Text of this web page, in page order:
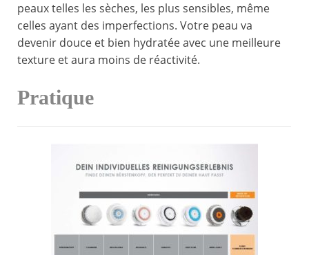
peaux telles les sèches, les plus sensibles, même
celles ayant des imperfections. Votre peau va
devenir douce et bien hydratée avec une meilleure
texture et aura moins de réactivité.
Pratique